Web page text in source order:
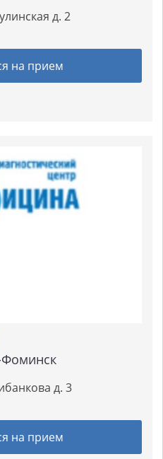
д. 2
на прием
д. 3
на прием